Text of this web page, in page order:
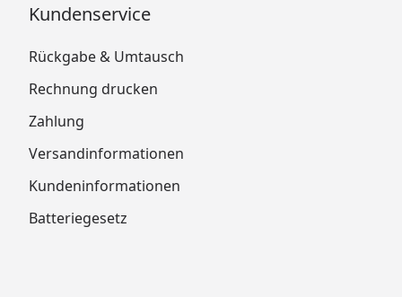
Kundenservice
Rückgabe & Umtausch
Rechnung drucken
Zahlung
Versandinformationen
Kundeninformationen
Batteriegesetz